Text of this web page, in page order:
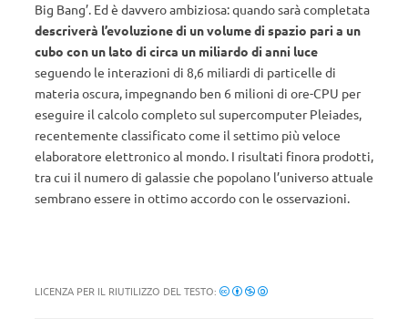
Big Bang’. Ed è davvero ambiziosa: quando sarà completata
descriverà l’evoluzione di un volume di spazio pari a un
cubo con un lato di circa un miliardo di anni luce
seguendo le interazioni di 8,6 miliardi di particelle di
materia oscura, impegnando ben 6 milioni di ore-CPU per
eseguire il calcolo completo sul supercomputer Pleiades,
recentemente classificato come il settimo più veloce
elaboratore elettronico al mondo. I risultati finora prodotti,
tra cui il numero di galassie che popolano l’universo attuale
sembrano essere in ottimo accordo con le osservazioni.
LICENZA PER IL RIUTILIZZO DEL TESTO: